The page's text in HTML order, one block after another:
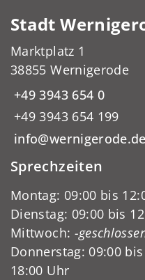
Stadt
Marktplatz 1
38855 Wernigerode
+49 3943 654 0
+49 3943 654 199
info@wernigerode.de
Sprechzeiten
Montag: 09:00 bis
Dienstag: 09:00 bis
Mittwoch: -
Donnerstag: 09:00
18:00 Uhr